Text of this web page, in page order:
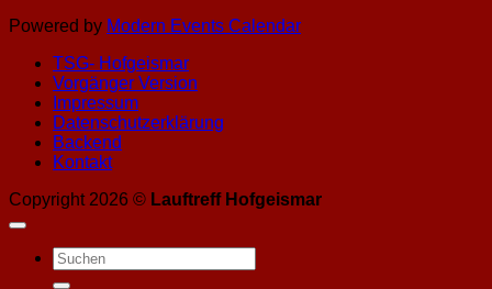
Powered by Modern Events Calendar
TSG- Hofgeismar
Vorgänger Version
Impressum
Datenschutzerklärung
Backend
Kontakt
Copyright 2026 © Lauftreff Hofgeismar